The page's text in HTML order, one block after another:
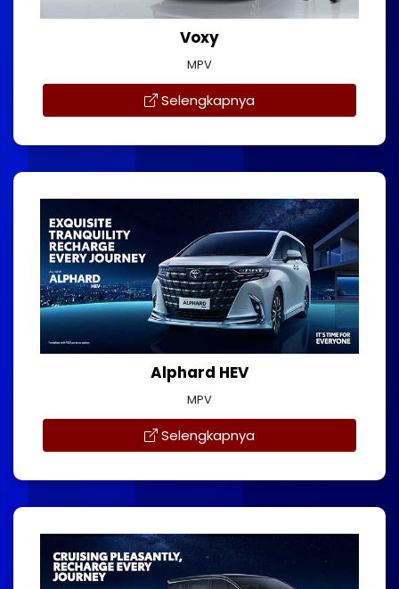
Voxy
MPV
Selengkapnya
Alphard HEV
MPV
Selengkapnya